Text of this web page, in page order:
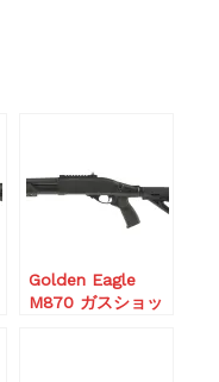
Golden Eagle
M870 ガスショッ